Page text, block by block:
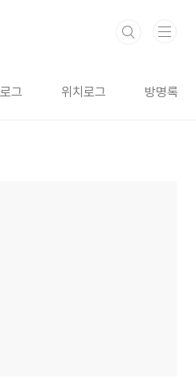
그 위치로그 방명록